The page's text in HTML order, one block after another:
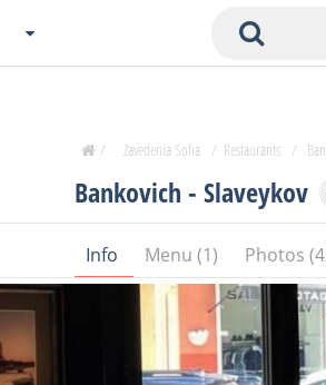
Plovdiv
Burgas
Veliko Tarnovo
Bankovich - Slaveykov
Info Menu (1) Photos
/ Zavedenia Sofia / Restaurants /